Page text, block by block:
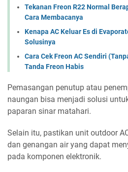
Tekanan Freon R22 Normal
Cara Membacanya
Kenapa AC Keluar Es di
Solusinya
Cara Cek Freon AC Sendiri
Tanda Freon Habis
Pemasangan penutup atau
naungan bisa menjadi solusi
paparan sinar matahari.
Selain itu, pastikan unit outdoor
dan genangan air yang dapat
pada komponen elektronik.